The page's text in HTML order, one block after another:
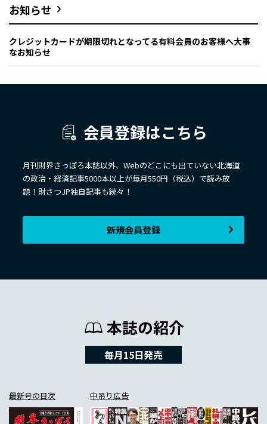
お知らせ
クレジットカードが期限切れとなってる有料会員のお客様へ大事
なお知らせ
会員登録はこちら
月刊財界さっぽろ本誌以外、Webのどこにも出ていない北海道
の政治・経済記事5000本以上が毎月550円（税込）で読み放
題！財さつJP独自記事も続々！
新規会員登録
本誌の紹介
毎月15日発売
最新号の目次 中吊り広告